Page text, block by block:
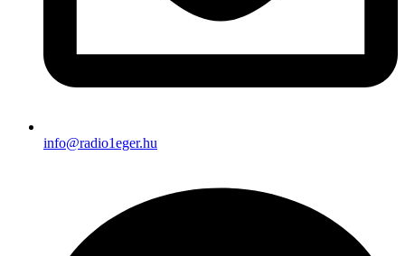
info@radio1eger.hu